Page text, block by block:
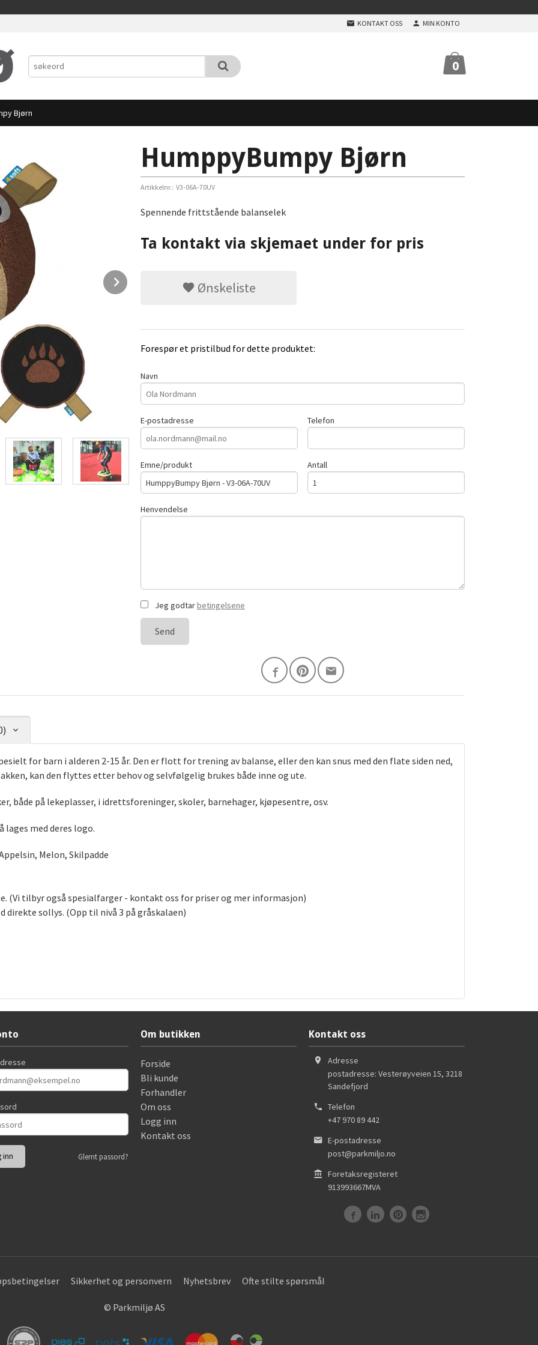
KONTAKT OSS MIN KONTO
0
Bjørn
HumppyBumpy Bjørn
Artikkelnr.: V3-06A-70UV
Spennende frittstående balanselek
Ta kontakt via skjemaet under for pris
Ønskeliste
Forespør et pristilbud for dette produktet:
Navn
E-postadresse Telefon
Emne/produkt Antall
Henvendelse
Jeg godtarbetingelsene
Send
for barn i alderen 2-15 år. Den er flott for trening av balanse, eller den kan snus med den flate siden ned,
kan den flyttes etter behov og selvfølgelig brukes både inne og ute.
både på lekeplasser, i idrettsforeninger, skoler, barnehager, kjøpesentre, osv.
lages med deres logo.
Melon, Skilpadde
(Vi tilbyr også spesialfarger - kontakt oss for priser og mer informasjon)
direkte sollys. (Opp til nivå 3 på gråskalaen)
Glemt passord?
Om butikken
Forside
Bli kunde
Forhandler
Om oss
Logg inn
Kontakt oss
Kontakt oss
Adresse
postadresse: Vesterøyveien 15, 3218
Sandefjord
Telefon
+47 970 89 442
E-postadresse
post@parkmiljo.no
Foretaksregisteret
913993667MVA
Sikkerhet og personvern Nyhetsbrev Ofte stilte spørsmål
© Parkmiljø AS